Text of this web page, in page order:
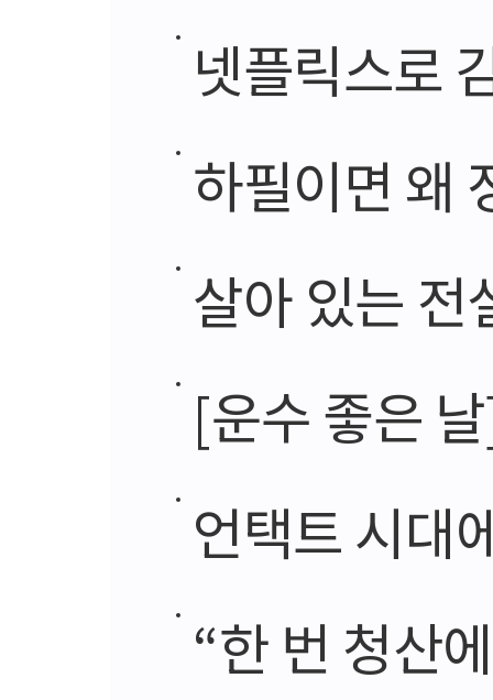
넷플릭스로
하필이면 왜
살아 있는 전
[운수 좋은
언택트 시대
“한 번 청산